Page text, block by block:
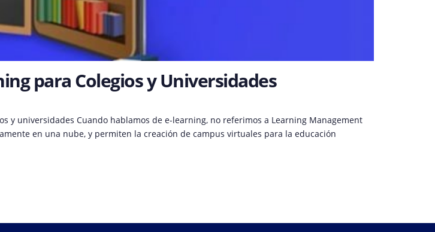
para Colegios y Universidades
y universidades Cuando hablamos de e-learning, no referimos a Learning Management
en una nube, y permiten la creación de campus virtuales para la educación